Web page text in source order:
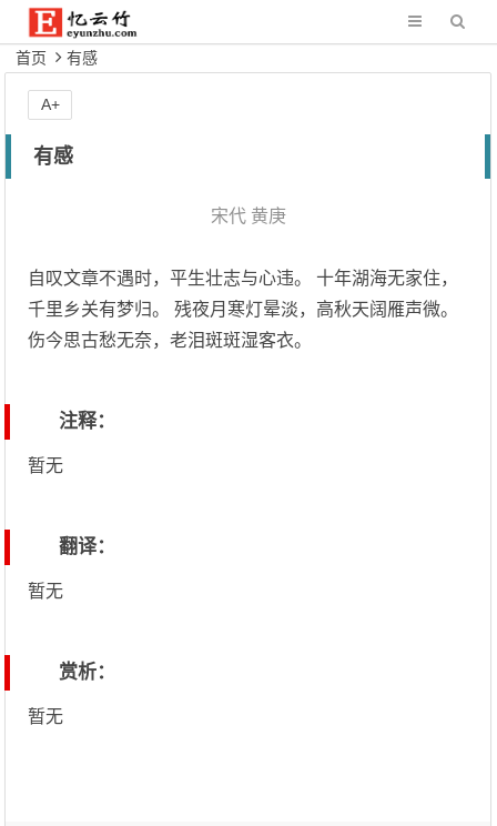
首页 有感
有感
宋代 黄庚
自叹文章不遇时，平生壮志与心违。 十年湖海无家住，
千里乡关有梦归。 残夜月寒灯晕淡，高秋天阔雁声微。
伤今思古愁无奈，老泪斑斑湿客衣。
注释：
暂无
翻译：
暂无
赏析：
暂无
A+